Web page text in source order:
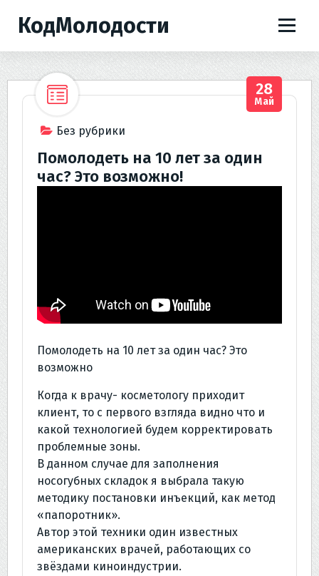
е
КодМолодости
Без рубрики
28
Май
Помолодеть на 10 лет за один
час? Это возможно!
Помолодеть на 10 лет за один час? Это
возможно
Когда к врачу- косметологу приходит
клиент, то с первого взгляда видно что и
какой технологией будем корректировать
проблемные зоны.
В данном случае для заполнения
носогубных складок я выбрала такую
методику постановки инъекций, как метод
«папоротник».
Автор этой техники один известных
американских врачей, работающих со
звёздами киноиндустрии.